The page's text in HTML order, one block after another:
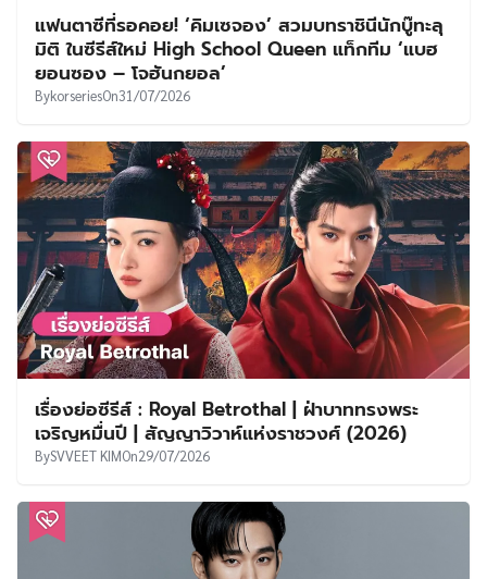
แฟนตาซีที่รอคอย! ‘คิมเซจอง’ สวมบทราชินีนักบู๊ทะลุ
มิติ ในซีรีส์ใหม่ High School Queen แท็กทีม ‘แบฮ
ยอนซอง – โจฮันกยอล’
BykorseriesOn31/07/2026
เรื่องย่อซีรีส์ : Royal Betrothal | ฝ่าบาททรงพระ
เจริญหมื่นปี | สัญญาวิวาห์แห่งราชวงศ์ (2026)
BySVVEET KIMOn29/07/2026